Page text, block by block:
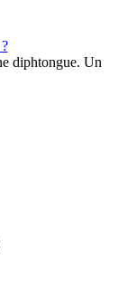
diphtongue. Un